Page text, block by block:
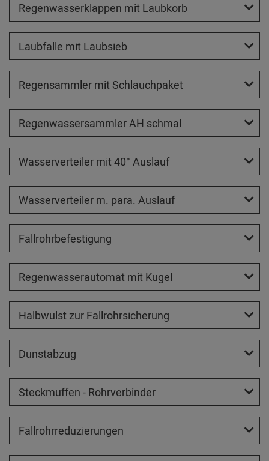
Regenwasserklappen mit Laubkorb
Laubfalle mit Laubsieb
Regensammler mit Schlauchpaket
Regenwassersammler AH schmal
Wasserverteiler mit 40° Auslauf
Wasserverteiler m. para. Auslauf
Fallrohrbefestigung
Regenwasserautomat mit Kugel
Halbwulst zur Fallrohrsicherung
Dunstabzug
Steckmuffen - Rohrverbinder
Fallrohrreduzierungen